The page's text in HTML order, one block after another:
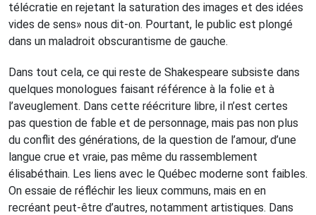
télécratie en rejetant la saturation des images et des idées
vides de sens» nous dit-on. Pourtant, le public est plongé
dans un maladroit obscurantisme de gauche.
Dans tout cela, ce qui reste de Shakespeare subsiste dans
quelques monologues faisant référence à la folie et à
l’aveuglement. Dans cette réécriture libre, il n’est certes
pas question de fable et de personnage, mais pas non plus
du conflit des générations, de la question de l’amour, d’une
langue crue et vraie, pas même du rassemblement
élisabéthain. Les liens avec le Québec moderne sont faibles.
On essaie de réfléchir les lieux communs, mais en en
recréant peut-être d’autres, notamment artistiques. Dans